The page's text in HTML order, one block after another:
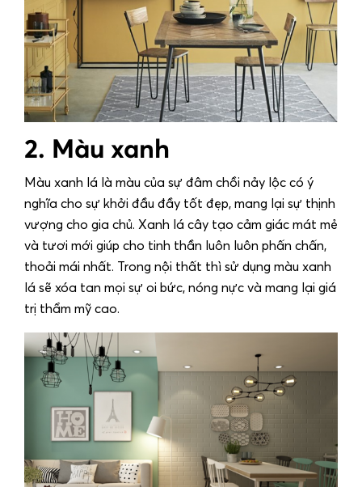
2. Màu xanh
Màu xanh lá là màu của sự đâm chồi nảy lộc có ý
nghĩa cho sự khởi đầu đầy tốt đẹp, mang lại sự thịnh
vượng cho gia chủ. Xanh lá cây tạo cảm giác mát mẻ
và tươi mới giúp cho tinh thần luôn luôn phấn chấn,
thoải mái nhất. Trong nội thất thì sử dụng màu xanh
lá sẽ xóa tan mọi sự oi bức, nóng nực và mang lại giá
trị thẩm mỹ cao.